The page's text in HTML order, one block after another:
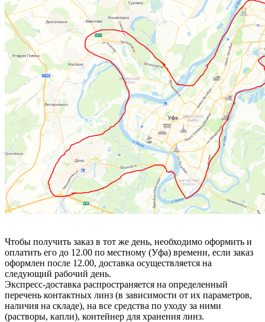
Чтобы получить заказ в тот же день, необходимо оформить и
оплатить его до 12.00 по местному (Уфа) времени, если заказ
оформлен после 12.00, доставка осуществляется на
следующий рабочий день.
Экспресс-доставка распространяется на определенный
перечень контактных линз (в зависимости от их параметров,
наличия на складе), на все средства по уходу за ними
(растворы, капли), контейнер для хранения линз.